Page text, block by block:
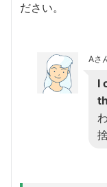
ださい。
Aさ
I